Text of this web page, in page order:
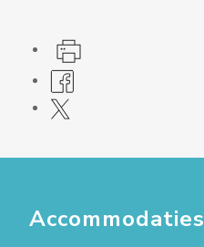
Accommodaties